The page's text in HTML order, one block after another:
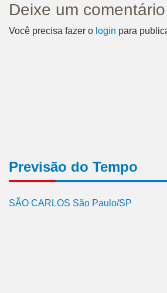
Deixe um comentário
Você precisa fazer o login para
Previsão do Tempo
SÃO CARLOS São Paulo/SP